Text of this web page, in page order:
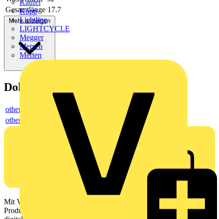
Kaufel
Kopp
Lichtline
LIGHTCYCLE
Megger
Mersen
Merten
Gesamtlänge 17.7
Mehr anzeigen
Dokumente
others
others
Mit Voltimum erhalten Elektrofachkräfte Zugang zu Branchennews,
Produktinformationen, Schulungen und Tools – alles auf einer